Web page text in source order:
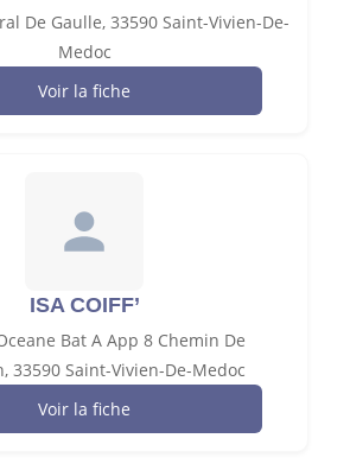
De Gaulle, 33590 Saint-Vivien-De-
Medoc
Voir la fiche
ISA COIFF’
Bat A App 8 Chemin De
33590 Saint-Vivien-De-Medoc
Voir la fiche